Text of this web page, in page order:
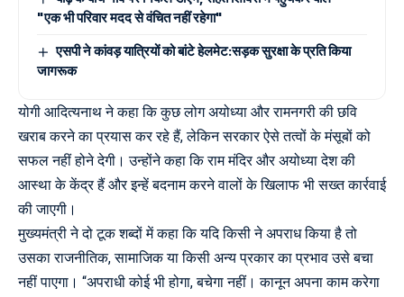
"एक भी परिवार मदद से वंचित नहीं रहेगा"
एसपी ने कांवड़ यात्रियों को बांटे हेलमेट:सड़क सुरक्षा के प्रति किया
जागरूक
योगी आदित्यनाथ ने कहा कि कुछ लोग अयोध्या और रामनगरी की छवि
खराब करने का प्रयास कर रहे हैं, लेकिन सरकार ऐसे तत्वों के मंसूबों को
सफल नहीं होने देगी। उन्होंने कहा कि राम मंदिर और अयोध्या देश की
आस्था के केंद्र हैं और इन्हें बदनाम करने वालों के खिलाफ भी सख्त कार्रवाई
की जाएगी।
मुख्यमंत्री ने दो टूक शब्दों में कहा कि यदि किसी ने अपराध किया है तो
उसका राजनीतिक, सामाजिक या किसी अन्य प्रकार का प्रभाव उसे बचा
नहीं पाएगा। “अपराधी कोई भी होगा, बचेगा नहीं। कानून अपना काम करेगा